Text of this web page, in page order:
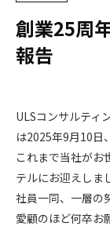
創業25周
報告
ULSコンサルティ
は2025年9月10日
これまで当社がお
テルにお迎えしま
社員一同、一層の
愛顧のほど何卒お